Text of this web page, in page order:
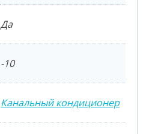
Да
-10
Канальный кондиционер